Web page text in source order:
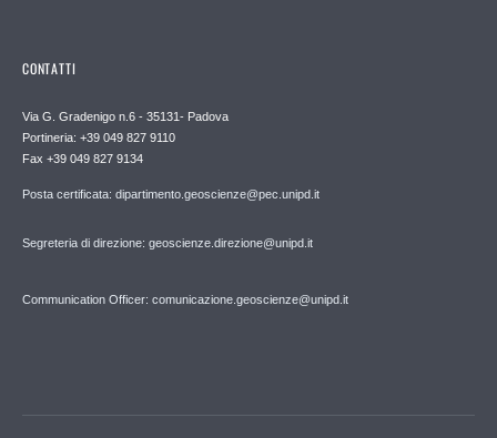
CONTATTI
Via G. Gradenigo n.6 - 35131- Padova
Portineria: +39 049 827 9110
Fax +39 049 827 9134
Posta certificata: dipartimento.geoscienze@pec.unipd.it
Segreteria di direzione: geoscienze.direzione@unipd.it
Communication Officer: comunicazione.geoscienze@unipd.it